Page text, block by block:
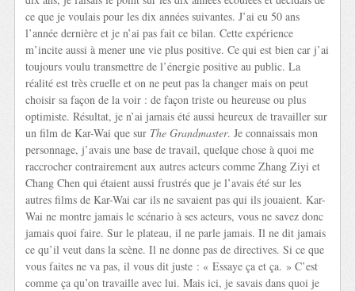
ce que je voulais pour les dix années suivantes. J’ai eu 50 ans
l’année dernière et je n’ai pas fait ce bilan. Cette expérience
m’incite aussi à mener une vie plus positive. Ce qui est bien car j’ai
toujours voulu transmettre de l’énergie positive au public. La
réalité est très cruelle et on ne peut pas la changer mais on peut
choisir sa façon de la voir : de façon triste ou heureuse ou plus
optimiste. Résultat, je n’ai jamais été aussi heureux de travailler sur
un film de Kar-Wai que sur The Grandmaster. Je connaissais mon
personnage, j’avais une base de travail, quelque chose à quoi me
raccrocher contrairement aux autres acteurs comme Zhang Ziyi et
Chang Chen qui étaient aussi frustrés que je l’avais été sur les
autres films de Kar-Wai car ils ne savaient pas qui ils jouaient. Kar-
Wai ne montre jamais le scénario à ses acteurs, vous ne savez donc
jamais quoi faire. Sur le plateau, il ne parle jamais. Il ne dit jamais
ce qu’il veut dans la scène. Il ne donne pas de directives. Si ce que
vous faites ne va pas, il vous dit juste : « Essaye ça et ça. » C’est
comme ça qu’on travaille avec lui. Mais ici, je savais dans quoi je